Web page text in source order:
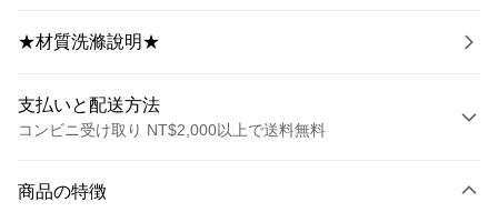
★材質洗滌說明★
支払いと配送方法
コンビニ受け取り NT$2,000以上で送料無料
クレジットカード1回払い
商品の特徴